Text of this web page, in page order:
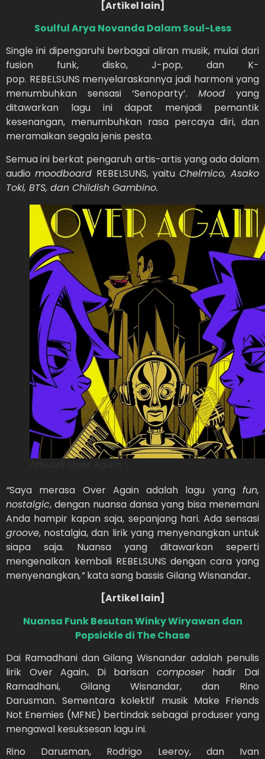
[Artikel lain]
Soulful Arya Novanda Dalam Soul-Less
Single ini dipengaruhi berbagai aliran musik, mulai dari
fusion funk, disko, J-pop, dan K-
pop. REBELSUNS menyelaraskannya jadi harmoni yang
menumbuhkan sensasi ‘Senoparty’. Mood yang
ditawarkan lagu ini dapat menjadi pemantik
kesenangan, menumbuhkan rasa percaya diri, dan
meramaikan segala jenis pesta.
Semua ini berkat pengaruh artis-artis yang ada dalam
audio moodboard REBELSUNS, yaitu Chelmico, Asako
Toki, BTS, dan Childish Gambino.
“Saya merasa Over Again adalah lagu yang fun,
nostalgic, dengan nuansa dansa yang bisa menemani
Anda hampir kapan saja, sepanjang hari. Ada sensasi
groove, nostalgia, dan lirik yang menyenangkan untuk
siapa saja. Nuansa yang ditawarkan seperti
mengenalkan kembali REBELSUNS dengan cara yang
menyenangkan,”kata sang bassis Gilang Wisnandar.
[Artikel lain]
Nuansa Funk Besutan Winky Wiryawan dan
Popsickle di The Chase
Dai Ramadhani dan Gilang Wisnandar adalah penulis
lirik Over Again. Di barisan composerhadir Dai
Ramadhani, Gilang Wisnandar, dan Rino
Darusman. Sementara kolektif musik Make Friends
Not Enemies (MFNE) bertindak sebagai produser yang
mengawal kesuksesan lagu ini.
Rino Darusman, Rodrigo Leeroy, dan Ivan